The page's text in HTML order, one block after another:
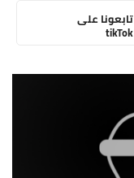
تابعونا على
tikTok